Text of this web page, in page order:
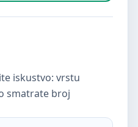
iskustvo: vrstu
smatrate broj